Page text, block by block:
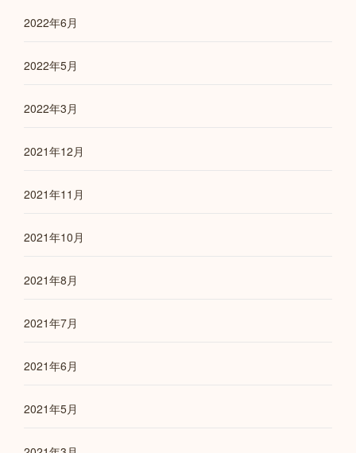
2022年6月
2022年5月
2022年3月
2021年12月
2021年11月
2021年10月
2021年8月
2021年7月
2021年6月
2021年5月